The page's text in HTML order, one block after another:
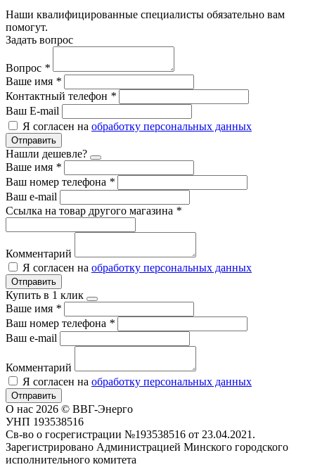
Наши квалифицированные специалисты обязательно вам
помогут.
Задать вопрос
Вопрос *
Ваше имя *
Контактный телефон *
Ваш E-mail
Я согласен на обработку персональных данных
Отправить
Нашли дешевле?
Ваше имя *
Ваш номер телефона *
Ваш e-mail
Ссылка на товар другого магазина *
Комментарий
Я согласен на обработку персональных данных
Отправить
Купить в 1 клик
Ваше имя *
Ваш номер телефона *
Ваш e-mail
Комментарий
Я согласен на обработку персональных данных
Отправить
О нас 2026 © ВВГ-Энерго
УНП 193538516
Св-во о госрегистрации №193538516 от 23.04.2021.
Зарегистрировано Администрацией Минского городского
исполнительного комитета